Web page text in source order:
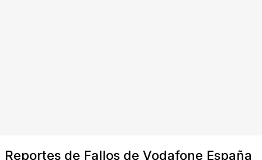
Reportes de Fallos de Vodafone España